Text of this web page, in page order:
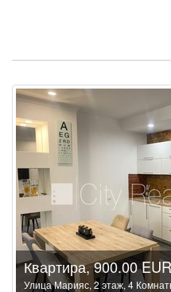
Квартира, 900.00 EUR
Улица Марияс, 2 этаж, 4